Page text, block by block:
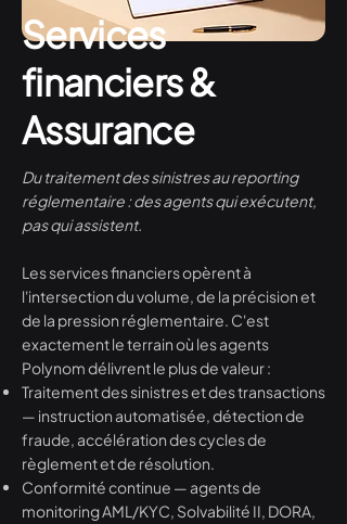
Services
financiers &
Assurance
Du traitement des sinistres au reporting
réglementaire : des agents qui exécutent,
pas qui assistent.
Les services financiers opèrent à
l'intersection du volume, de la précision et
de la pression réglementaire. C'est
exactement le terrain où les agents
Polynom délivrent le plus de valeur :
Traitement des sinistres et des transactions
— instruction automatisée, détection de
fraude, accélération des cycles de
règlement et de résolution.
Conformité continue — agents de
monitoring AML/KYC, Solvabilité II, DORA,